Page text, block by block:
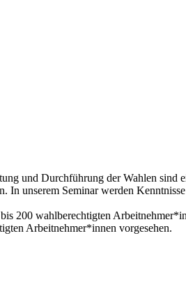
und Durchführung der Wahlen sind
unserem Seminar werden
200 wahlberechtigten
Arbeitnehmer*innen vorgesehen.